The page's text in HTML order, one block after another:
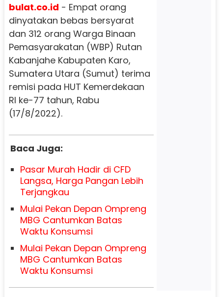
bulat.co.id - Empat orang
dinyatakan bebas bersyarat
dan 312 orang Warga Binaan
Pemasyarakatan (WBP) Rutan
Kabanjahe Kabupaten Karo,
Sumatera Utara (Sumut) terima
remisi pada HUT Kemerdekaan
RI ke-77 tahun, Rabu
(17/8/2022).
Baca Juga:
Pasar Murah Hadir di CFD
Langsa, Harga Pangan Lebih
Terjangkau
Mulai Pekan Depan Ompreng
MBG Cantumkan Batas
Waktu Konsumsi
Mulai Pekan Depan Ompreng
MBG Cantumkan Batas
Waktu Konsumsi